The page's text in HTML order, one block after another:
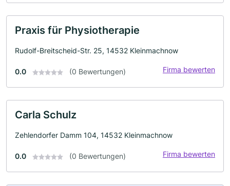
Praxis für Physiotherapie
Rudolf-Breitscheid-Str. 25, 14532 Kleinmachnow
0.0 (0 Bewertungen) Firma bewerten
Carla Schulz
Zehlendorfer Damm 104, 14532 Kleinmachnow
0.0 (0 Bewertungen) Firma bewerten